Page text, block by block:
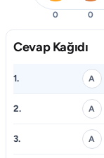
0 0
Cevap Kağıdı
1. A
2. A
3. A